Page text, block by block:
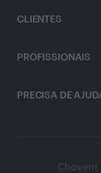
CLIENTES
PROFISSIONAIS
PRECISA DE
Chovem